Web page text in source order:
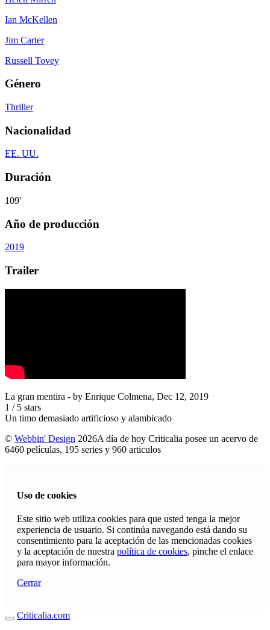
Ian McKellen
Jim Carter
Russell Tovey
Género
Thriller
Nacionalidad
EE. UU.
Duración
109'
Año de producción
2019
Trailer
La gran mentira - by Enrique Colmena, Dec 12, 2019
1 / 5 stars
Un timo demasiado artificioso y alambicado
© Webbin' Design 2026A día de hoy Criticalia posee un acervo de
6460 películas, 195 series y 960 articulos
Uso de cookies
Este sitio web utiliza cookies para que usted tenga la mejor
experiencia de usuario. Si continúa navegando está dando su
consentimiento para la aceptación de las mencionadas cookies
y la aceptación de nuestra política de cookies, pinche el enlace
para mayor información.
Cerrar
Criticalia.com